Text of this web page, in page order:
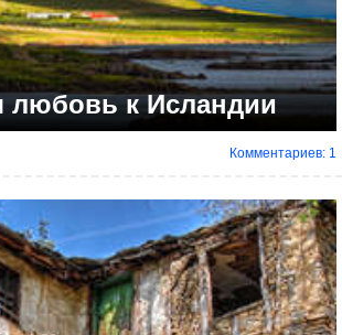
любовь к Исландии
Комментариев: 1